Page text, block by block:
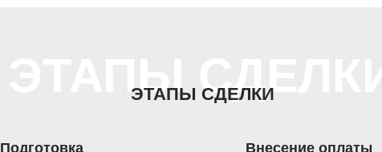
ЭТАПЫЭТАПЫ СДЕЛКИ
Подготовка
Внесение оплаты